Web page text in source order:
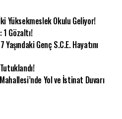
Yüksekmeslek Okulu Geliyor!
1 Gözaltı!
Yaşındaki Genç S.C.E. Hayatını
Yol ve İstinat Duvarı